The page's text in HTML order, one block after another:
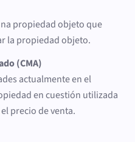
propiedad objeto que
la propiedad objeto.
(CMA)
actualmente en el
en cuestión utilizada
precio de venta.